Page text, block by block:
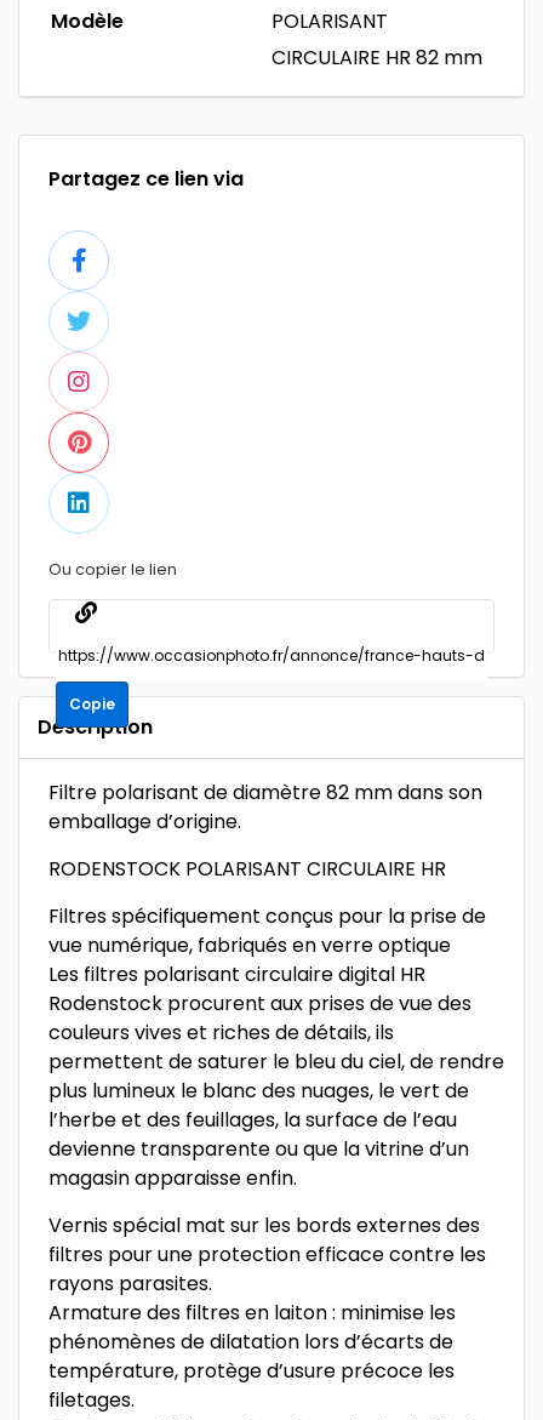
Modèle
POLARISANT
CIRCULAIRE HR 82 mm
Partagez ce lien via
Ou copier le lien
Copie
Description
Filtre polarisant de diamètre 82 mm dans son
emballage d’origine.
RODENSTOCK POLARISANT CIRCULAIRE HR
Filtres spécifiquement conçus pour la prise de
vue numérique, fabriqués en verre optique
Les filtres polarisant circulaire digital HR
Rodenstock procurent aux prises de vue des
couleurs vives et riches de détails, ils
permettent de saturer le bleu du ciel, de rendre
plus lumineux le blanc des nuages, le vert de
l’herbe et des feuillages, la surface de l’eau
devienne transparente ou que la vitrine d’un
magasin apparaisse enfin.
Vernis spécial mat sur les bords externes des
filtres pour une protection efficace contre les
rayons parasites.
Armature des filtres en laiton : minimise les
phénomènes de dilatation lors d’écarts de
température, protège d’usure précoce les
filetages.